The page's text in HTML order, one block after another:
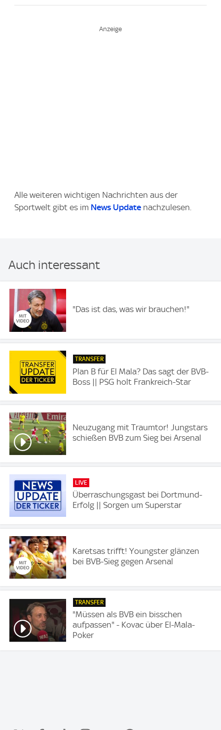
Alle weiteren wichtigen Nachrichten aus der
Sportwelt gibt es im News Update nachzulesen.
Auch interessant
"Das ist das, was wir brauchen!"
TRANSFER
Plan B für El Mala? Das sagt der BVB-
Boss || PSG holt Frankreich-Star
Neuzugang mit Traumtor! Jungstars
schießen BVB zum Sieg bei Arsenal
LIVE
Überraschungsgast bei Dortmund-
Erfolg || Sorgen um Superstar
Karetsas trifft! Youngster glänzen
bei BVB-Sieg gegen Arsenal
TRANSFER
"Müssen als BVB ein bisschen
aufpassen" - Kovac über El-Mala-
Poker